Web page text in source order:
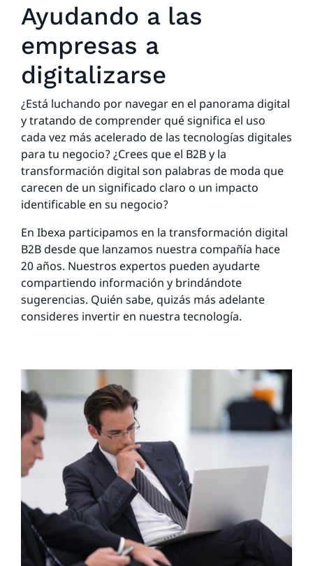
Ayudando a las
empresas a
digitalizarse
¿Está luchando por navegar en el panorama digital
y tratando de comprender qué significa el uso
cada vez más acelerado de las tecnologías digitales
para tu negocio? ¿Crees que el B2B y la
transformación digital son palabras de moda que
carecen de un significado claro o un impacto
identificable en su negocio?
En Ibexa participamos en la transformación digital
B2B desde que lanzamos nuestra compañía hace
20 años. Nuestros expertos pueden ayudarte
compartiendo información y brindándote
sugerencias. Quién sabe, quizás más adelante
consideres invertir en nuestra tecnología.